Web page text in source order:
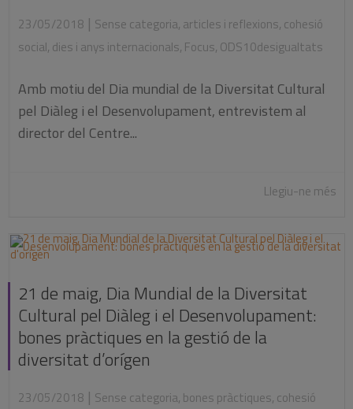
23/05/2018 | Sense categoria, articles i reflexions, cohesió
social, dies i anys internacionals, Focus, ODS10desigualtats
Amb motiu del Dia mundial de la Diversitat Cultural
pel Diàleg i el Desenvolupament, entrevistem al
director del Centre...
Llegiu-ne més
21 de maig, Dia Mundial de la Diversitat
Cultural pel Diàleg i el Desenvolupament:
bones pràctiques en la gestió de la
diversitat d’orígen
23/05/2018 | Sense categoria, bones pràctiques, cohesió